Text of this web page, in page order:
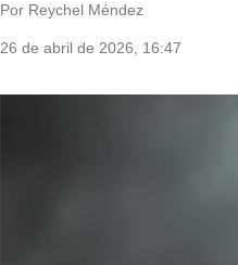
Por Reychel Méndez
26 de abril de 2026, 16:47